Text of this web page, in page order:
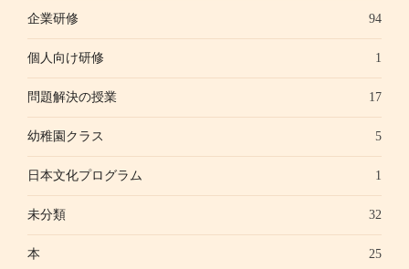
企業研修 94
個人向け研修 1
問題解決の授業 17
幼稚園クラス 5
日本文化プログラム 1
未分類 32
本 25